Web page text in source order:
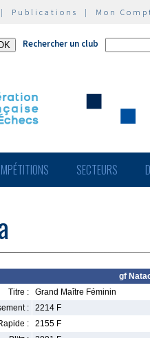
Publications | Mon
Rechercher un club
SECTEURS
gf
Titre :
Grand Maître Féminin
:
2214 F
:
2155 F